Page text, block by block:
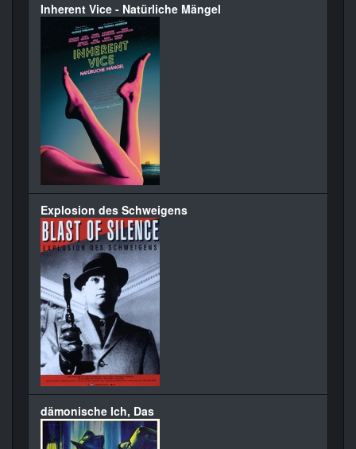
Inherent Vice - Natürliche Mängel
Explosion des Schweigens
dämonische Ich, Das